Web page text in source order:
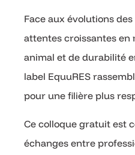
Face aux évolutions
attentes croissantes en
animal et de durabilité
label EquuRES
pour une filière plus
Ce colloque gratuit est
échanges entre